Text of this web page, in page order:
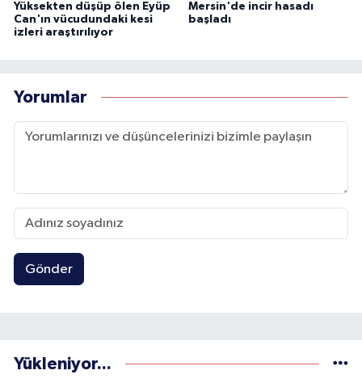
Yüksekten düşüp ölen Eyüp
Can'ın vücudundaki kesi
izleri araştırılıyor
Mersin'de incir hasadı
başladı
Yorumlar
Gönder
Yükleniyor...